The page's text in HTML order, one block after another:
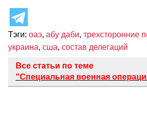
Тэги: оаэ, абу даби, трехсторонние
украина, сша, состав делегаций
Все статьи по теме
"Специальная военная